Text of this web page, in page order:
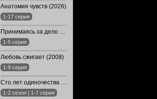
Анатомия чувств (2026)
1-17 серия
Принимаясь за дело (2019)
1-5 серия
Любовь сжигает (2008)
1-9 серия
Сто лет одиночества (1-2 Сезон)
1-2 сезон | 1-7 серия